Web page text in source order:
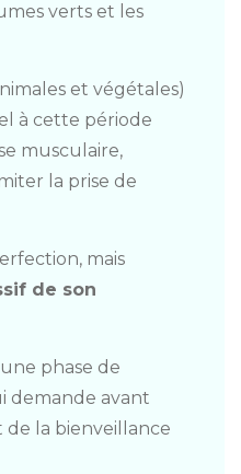
verts et les
et végétales)
à cette période
musculaire,
la prise de
mais
de son
phase de
demande avant
la bienveillance